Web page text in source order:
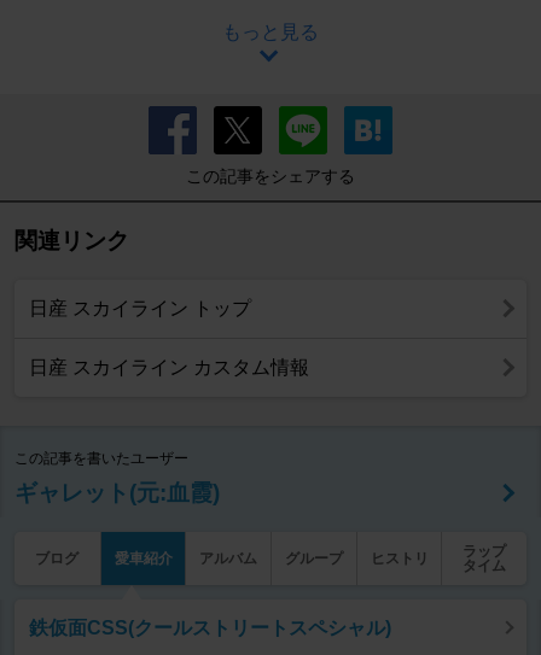
もっと見る
この記事をシェアする
関連リンク
日産 スカイライン トップ
日産 スカイライン カスタム情報
この記事を書いたユーザー
ギャレット(元:血霞)
ブログ 愛車紹介 アルバム グループ ヒストリ
ラップ
タイム
鉄仮面CSS(クールストリートスペシャル)